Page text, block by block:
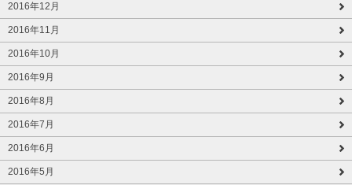
2016年12月
2016年11月
2016年10月
2016年9月
2016年8月
2016年7月
2016年6月
2016年5月